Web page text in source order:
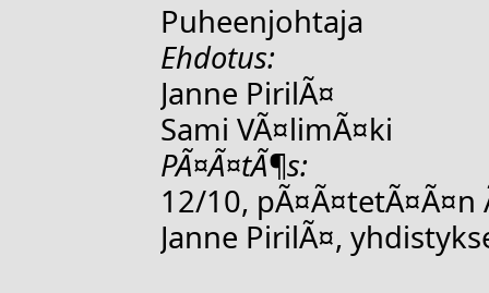
Puheenjohtaja
Ehdotus:
Janne PirilÃ¤
Sami VÃ¤limÃ¤ki
PÃ¤Ã¤tÃ¶s:
12/10,
Janne PirilÃ¤,